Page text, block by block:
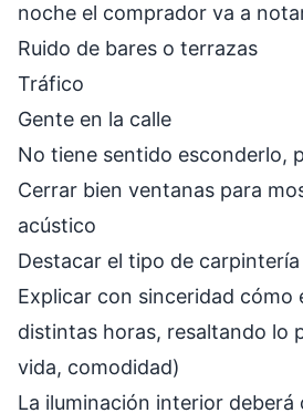
noche el comprador va a
Ruido de bares o terrazas
Tráfico
Gente en la calle
No tiene sentido esconderlo,
Cerrar bien ventanas para
acústico
Destacar el tipo de carpintería
Explicar con sinceridad cómo
distintas horas, resaltando lo
vida, comodidad)
La iluminación interior deberá